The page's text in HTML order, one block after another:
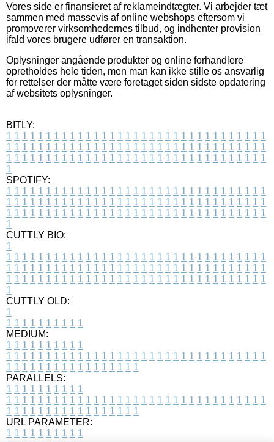
Vores side er finansieret af reklameindtægter. Vi arbejder tæt
sammen med massevis af online webshops eftersom vi
promoverer virksomhedernes tilbud, og indhenter provision
ifald vores brugere udfører en transaktion.
Oplysninger angående produkter og online forhandlere
opretholdes hele tiden, men man kan ikke stille os ansvarlig
for rettelser der måtte være foretaget siden sidste opdatering
af websitets oplysninger.
BITLY:
1 1 1 1 1 1 1 1 1 1 1 1 1 1 1 1 1 1 1 1 1 1 1 1 1 1 1 1 1 1 1 1 1
1 1 1 1 1 1 1 1 1 1 1 1 1 1 1 1 1 1 1 1 1 1 1 1 1 1 1 1 1 1 1 1 1
1 1 1 1 1 1 1 1 1 1 1 1 1 1 1 1 1 1 1 1 1 1 1 1 1 1 1 1 1 1 1 1 1
1
SPOTIFY:
1 1 1 1 1 1 1 1 1 1 1 1 1 1 1 1 1 1 1 1 1 1 1 1 1 1 1 1 1 1 1 1 1
1 1 1 1 1 1 1 1 1 1 1 1 1 1 1 1 1 1 1 1 1 1 1 1 1 1 1 1 1 1 1 1 1
1 1 1 1 1 1 1 1 1 1 1 1 1 1 1 1 1 1 1 1 1 1 1 1 1 1 1 1 1 1 1 1 1
1
CUTTLY BIO:
1
1 1 1 1 1 1 1 1 1 1 1 1 1 1 1 1 1 1 1 1 1 1 1 1 1 1 1 1 1 1 1 1 1
1 1 1 1 1 1 1 1 1 1 1 1 1 1 1 1 1 1 1 1 1 1 1 1 1 1 1 1 1 1 1 1 1
1 1 1 1 1 1 1 1 1 1 1 1 1 1 1 1 1 1 1 1 1 1 1 1 1 1 1 1 1 1 1 1 1
1
CUTTLY OLD:
1
1 1 1 1 1 1 1 1 1 1
MEDIUM:
1 1 1 1 1 1 1 1 1 1
1 1 1 1 1 1 1 1 1 1 1 1 1 1 1 1 1 1 1 1 1 1 1 1 1 1 1 1 1 1 1 1 1
1 1 1 1 1 1 1 1 1 1 1 1 1 1 1 1 1
PARALLELS:
1 1 1 1 1 1 1 1 1 1
1 1 1 1 1 1 1 1 1 1 1 1 1 1 1 1 1 1 1 1 1 1 1 1 1 1 1 1 1 1 1 1 1
1 1 1 1 1 1 1 1 1 1 1 1 1 1 1 1 1
URL PARAMETER:
1 1 1 1 1 1 1 1 1 1